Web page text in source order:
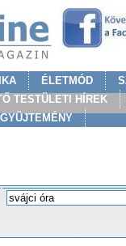
ÉLETMÓD
TESTÜLETI HÍREK